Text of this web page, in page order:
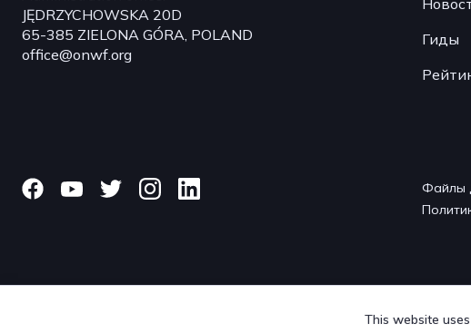
This website
JĘDRZYCHOWSKA 20D
65-385 ZIELONA GÓRA, POLAND
office@onwf.org
Гиды
Файлы